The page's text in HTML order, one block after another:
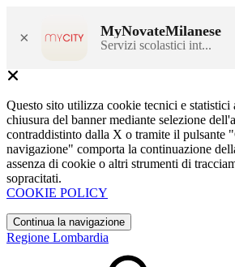
× MyNovateMilanese
Servizi scolastici int...
Questo sito utilizza cookie tecnici e statistici
chiusura del banner mediante selezione
contraddistinto dalla X o tramite il pulsante
navigazione" comporta la continuazione
assenza di cookie o altri strumenti di
sopracitati.
COOKIE POLICY
Continua la navigazione
Regione Lombardia